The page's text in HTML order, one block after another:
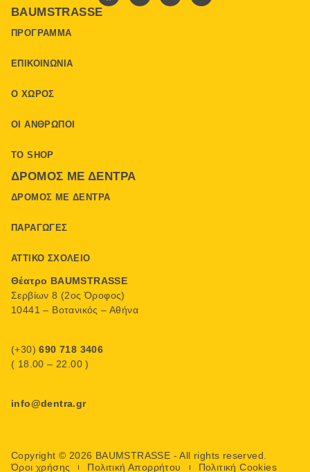
BAUMSTRASSE
ΠΡΌΓΡΑΜΜΑ
ΕΠΙΚΟΙΝΩΝΊΑ
Ο ΧΏΡΟΣ
ΟΙ ΆΝΘΡΩΠΟΙ
ΤΟ SHOP
ΔΡΌΜΟΣ ΜΕ ΔΈΝΤΡΑ
ΔΡΌΜΟΣ ΜΕ ΔΈΝΤΡΑ
ΠΑΡΑΓΩΓΈΣ
ΑΤΤΙΚΌ ΣΧΟΛΕΊΟ
Θέατρο BAUMSTRASSE
Σερβίων 8 (2ος Όροφος)
10441 – Βοτανικός – Αθήνα
(+30)690 718 3406
( 18.00 – 22.00 )
info@dentra.gr
Copyright © 2026 BAUMSTRASSE - All rights reserved.
Όροι χρήσης
Πολιτική Απορρήτου Πολιτική Cookies